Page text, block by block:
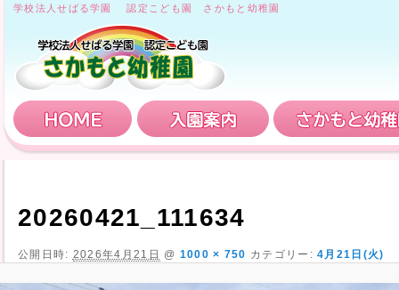
学校法人せばる学園 認定こども園 さかもと幼稚園
HOME 入園案内
20260421_111634
公開日時: 2026年4月21日 @ 1000 × 750 カテゴリー:4月21日(火)